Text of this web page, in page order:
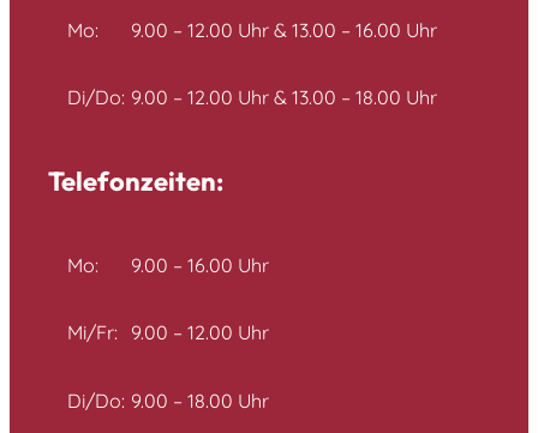
Mo: 9.00 – 12.00 Uhr & 13.00 – 16.00 Uhr
Di/Do: 9.00 – 12.00 Uhr & 13.00 – 18.00 Uhr
Telefonzeiten:
Mo: 9.00 – 16.00 Uhr
Mi/Fr: 9.00 – 12.00 Uhr
Di/Do: 9.00 – 18.00 Uhr